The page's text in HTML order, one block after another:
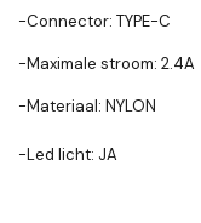
-Connector: TYPE-C
-Maximale stroom: 2.4A
-Materiaal: NYLON
-Led licht: JA